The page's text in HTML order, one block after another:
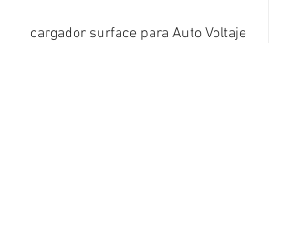
cargador surface para Auto Voltaje